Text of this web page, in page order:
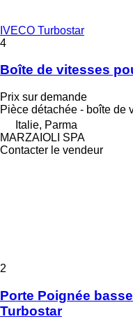
IVECO Turbostar
4
Boîte de vitesses
Prix sur demande
Pièce détachée - boîte de
Italie, Parma
MARZAIOLI SPA
Contacter le vendeur
2
Porte Poignée
Turbostar